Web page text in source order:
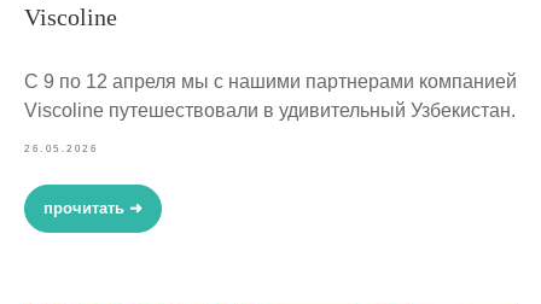
Viscoline
С 9 по 12 апреля мы с нашими партнерами компанией
Viscoline путешествовали в удивительный Узбекистан.
26.05.2026
прочитать ➜